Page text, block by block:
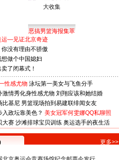
恶搞男篮海报集萃
运—见证北京奇迹
你没有理由不骄傲
做个中国媳妇
了闭幕式！
性感尤物 泳坛第一美女与飞鱼分手
激情秀化身性感尤物 刘翔应该和她结婚
比基尼 男篮现场拍到易建联绯闻女友
入政坛靠美色？ 美女冠军何雯娜QQ私聊照
大赛 沙滩排球宝贝训练 奥运选手的夜生活
更多>>